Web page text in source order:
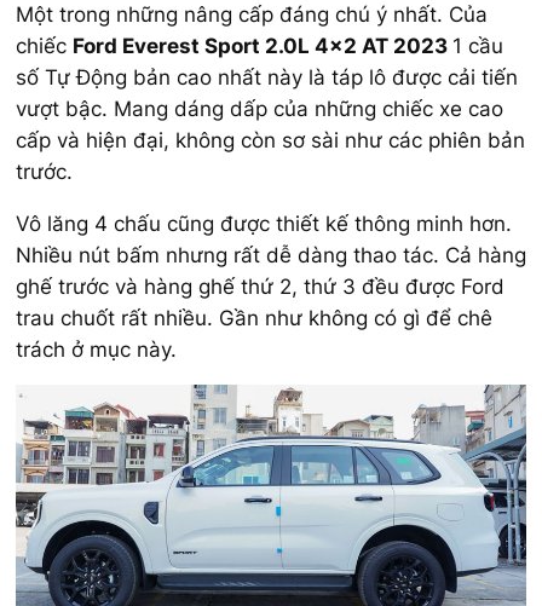
Một trong những nâng cấp đáng chú ý nhất. Của
chiếc Ford Everest Sport 2.0L 4×2 AT 2023 1 cầu
số Tự Động bản cao nhất này là táp lô được cải tiến
vượt bậc. Mang dáng dấp của những chiếc xe cao
cấp và hiện đại, không còn sơ sài như các phiên bản
trước.
Vô lăng 4 chấu cũng được thiết kế thông minh hơn.
Nhiều nút bấm nhưng rất dễ dàng thao tác. Cả hàng
ghế trước và hàng ghế thứ 2, thứ 3 đều được Ford
trau chuốt rất nhiều. Gần như không có gì để chê
trách ở mục này.